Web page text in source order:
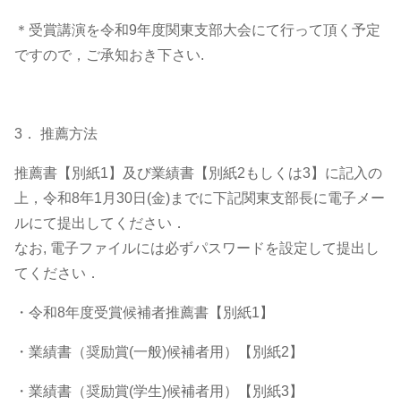
＊受賞講演を令和9年度関東支部大会にて行って頂く予定
ですので，ご承知おき下さい.
3． 推薦方法
推薦書【別紙1】及び業績書【別紙2もしくは3】に記入の
上，令和8年1月30日(金)までに下記関東支部長に電子メー
ルにて提出してください．
なお, 電子ファイルには必ずパスワードを設定して提出し
てください．
・令和8年度受賞候補者推薦書【別紙1】
・業績書（奨励賞(一般)候補者用）【別紙2】
・業績書（奨励賞(学生)候補者用）【別紙3】